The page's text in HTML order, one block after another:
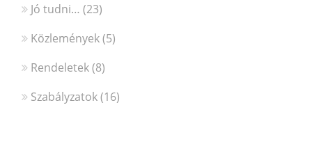
Jó tudni… (23)
Közlemények(5)
Rendeletek(8)
Szabályzatok(16)